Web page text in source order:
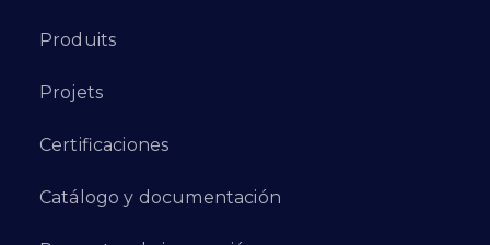
Produits
Projets
Certificaciones
Catálogo y documentación